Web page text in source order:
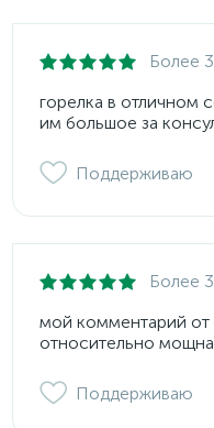
Более
горелка в отличном
им большое за
Поддерживаю
Более
мой комментарий от
относительно
Поддерживаю